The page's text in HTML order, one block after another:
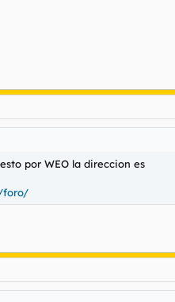
por WEO la direccion es
foro/